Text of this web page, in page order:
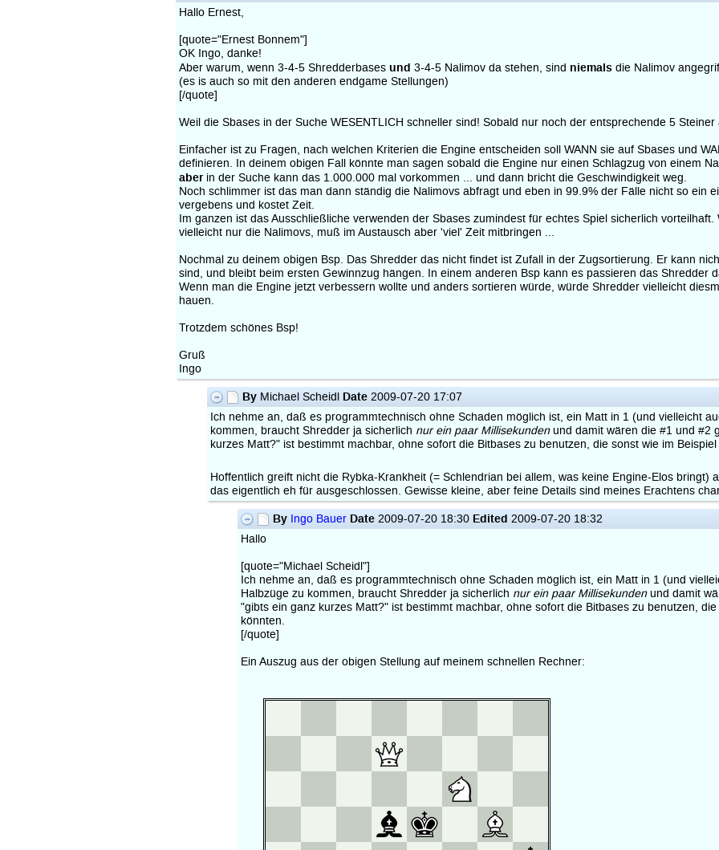
Hallo Ernest,
[quote="Ernest Bonnem"]
OK Ingo, danke!
Aber warum, wenn 3-4-5 Shredderbases und 3-4-5 Nalimov da stehen, sind niemalsdie Nalimov
(es is auch so mit den anderen endgame Stellungen)
[/quote]
Weil die Sbases in der Suche WESENTLICH schneller sind! Sobald nur noch der entsprechende 5
Einfacher ist zu Fragen, nach welchen Kriterien die Engine entscheiden soll WANN sie auf Sbases und
definieren. In deinem obigen Fall könnte man sagen sobald die Engine nur einen Schlagzug von einem
aberin der Suche kann das 1.000.000 mal vorkommen ... und dann bricht die Geschwindigkeit weg.
Noch schlimmer ist das man dann ständig die Nalimovs abfragt und eben in 99.9% der Fälle nicht so ein
vergebens und kostet Zeit.
Im ganzen ist das Ausschließliche verwenden der Sbases zumindest für echtes Spiel sicherlich
vielleicht nur die Nalimovs, muß im Austausch aber 'viel' Zeit mitbringen ...
Nochmal zu deinem obigen Bsp. Das Shredder das nicht findet ist Zufall in der Zugsortierung. Er kann
sind, und bleibt beim ersten Gewinnzug hängen. In einem anderen Bsp kann es passieren das Shredder
Wenn man die Engine jetzt verbessern wollte und anders sortieren würde, würde Shredder vielleicht
hauen.
Trotzdem schönes Bsp!
Gruß
Ingo
ByMichael Scheidl Date2009-07-20 17:07
Ich nehme an, daß es programmtechnisch ohne Schaden möglich ist, ein Matt in 1 (und vielleicht
kommen, braucht Shredder ja sicherlich nur ein paar Millisekundenund damit wären die #1 und #2
kurzes Matt?" ist bestimmt machbar, ohne sofort die Bitbases zu benutzen, die sonst wie im
Hoffentlich greift nicht die Rybka-Krankheit (= Schlendrian bei allem, was keine Engine-Elos bringt)
das eigentlich eh für ausgeschlossen. Gewisse kleine, aber feine Details sind meines Erachtens
By Ingo Bauer Date 2009-07-20 18:30 Edited 2009-07-20 18:32
Hallo
[quote="Michael Scheidl"]
Ich nehme an, daß es programmtechnisch ohne Schaden möglich ist, ein Matt in 1 (und
Halbzüge zu kommen, braucht Shredder ja sicherlich nur ein paar Millisekundenund damit
"gibts ein ganz kurzes Matt?" ist bestimmt machbar, ohne sofort die Bitbases zu benutzen,
könnten.
[/quote]
Ein Auszug aus der obigen Stellung auf meinem schnellen Rechner: